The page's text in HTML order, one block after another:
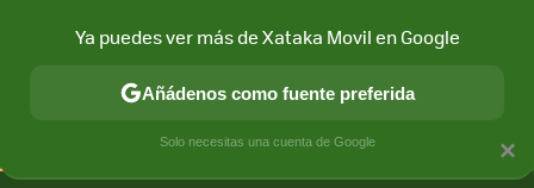
CONECTIVIDAD MÓVIL Y SOCIEDAD APLICACIONES
×
Ya puedes ver más de Xataka Movil en Google
Añádenos como fuente preferida
Solo necesitas una cuenta de Google